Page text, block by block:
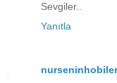
Sevgiler..
Yanıtla